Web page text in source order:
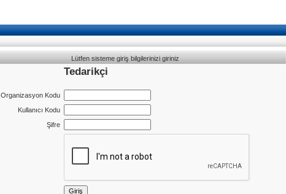
Lütfen sisteme giriş bilgilerinizi giriniz
Tedarikçi
Organizasyon Kodu
Kullanıcı Kodu
Şifre